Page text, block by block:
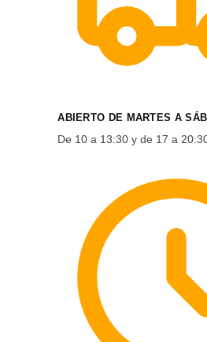
ABIERTO DE MARTES A
De 10 a 13:30 y de 17 a